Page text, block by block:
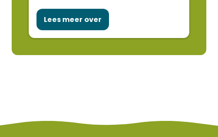
Lees meer over